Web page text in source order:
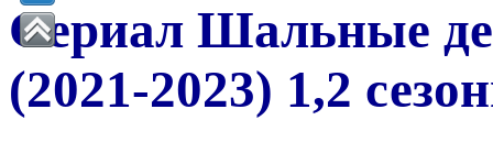
Сериал Шальные
(2021-2023) 1,2